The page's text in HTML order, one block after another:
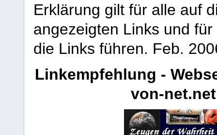
Erklärung gilt für alle auf
angezeigten Links und
die Links führen. Feb.
Linkempfehlung -
von-net.net